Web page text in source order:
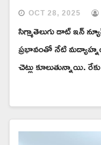
OCT 28, 2025
సిగ్మాతెలుగు డాట్ ఇన్
ప్రభావంతో నేటి మద్యాహ్నం
చెట్లు కూలుతున్నాయి.